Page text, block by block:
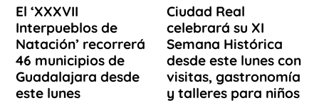
El ‘XXXVII
Interpueblos de
Natación’ recorrerá
46 municipios de
Guadalajara desde
este lunes
Ciudad Real
celebrará su XI
Semana Histórica
desde este lunes con
visitas, gastronomía
y talleres para niños